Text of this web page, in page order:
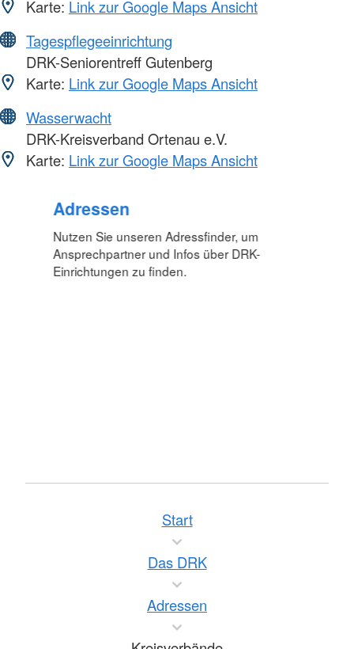
Karte: Link zur Google Maps Ansicht
Tagespflegeeinrichtung
DRK-Seniorentreff Gutenberg
Karte: Link zur Google Maps Ansicht
Wasserwacht
DRK-Kreisverband Ortenau e.V.
Karte: Link zur Google Maps Ansicht
Foto: A. Zelck / DRKS
Adressen
Nutzen Sie unseren Adressfinder, um
Ansprechpartner und Infos über DRK-
Einrichtungen zu finden.
Start
Das DRK
Adressen